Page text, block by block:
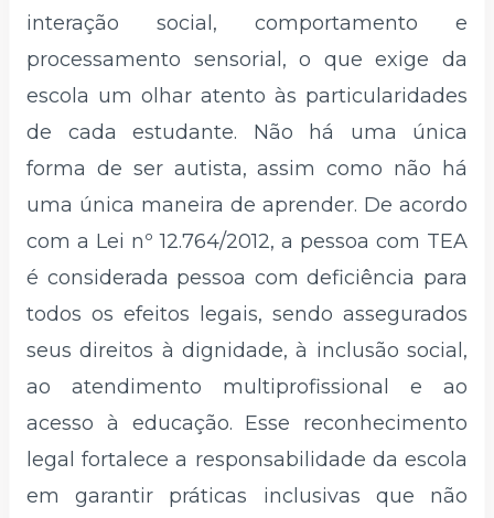
interação social, comportamento e
processamento sensorial, o que exige da
escola um olhar atento às particularidades
de cada estudante. Não há uma única
forma de ser autista, assim como não há
uma única maneira de aprender. De acordo
com a Lei nº 12.764/2012, a pessoa com TEA
é considerada pessoa com deficiência para
todos os efeitos legais, sendo assegurados
seus direitos à dignidade, à inclusão social,
ao atendimento multiprofissional e ao
acesso à educação. Esse reconhecimento
legal fortalece a responsabilidade da escola
em garantir práticas inclusivas que não